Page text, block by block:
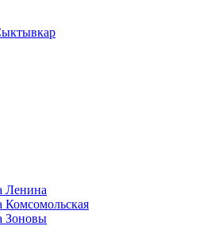
Ленина
Зоновы